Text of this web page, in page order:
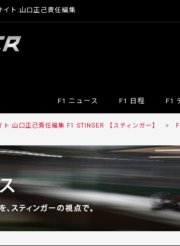
ト:山口正己責任編集
F1 ニュース F1 日程 F1
:山口正己責任編集 F1 STINGER 【スティンガー】 >